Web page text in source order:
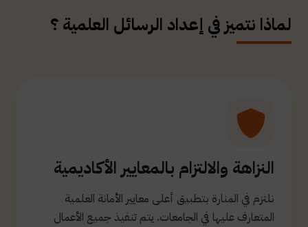
لماذا نتميز في إعداد الرسائل العلمية ؟
النزاهة والالتزام بالمعايير الأكاديمية
نلتزم في المنارة بتطبيق أعلى معايير الأمانة العلمية
المتعارف عليها في الجامعات. يتم تنفيذ جميع الأعمال